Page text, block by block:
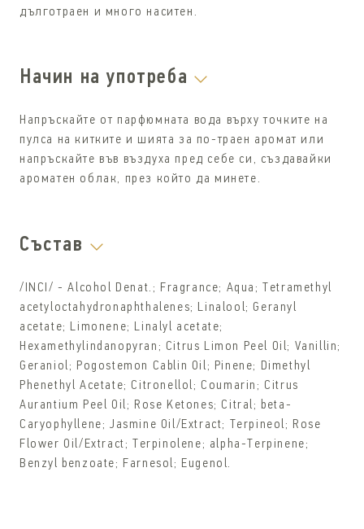
дълготраен и много наситен.
Начин на употреба
Напръскайте от парфюмната вода върху точките на
пулса на китките и шията за по-траен аромат или
напръскайте във въздуха пред себе си, създавайки
ароматен облак, през който да минете.
Състав
/INCI/ - Alcohol Denat.; Fragrance; Aqua; Tetramethyl
acetyloctahydronaphthalenes; Linalool; Geranyl
acetate; Limonene; Linalyl acetate;
Hexamethylindanopyran; Citrus Limon Peel Oil; Vanillin;
Geraniol; Pogostemon Cablin Oil; Pinene; Dimethyl
Phenethyl Acetate; Citronellol; Coumarin; Citrus
Aurantium Peel Oil; Rose Ketones; Citral; beta-
Caryophyllene; Jasmine Oil/Extract; Terpineol; Rose
Flower Oil/Extract; Terpinolene; alpha-Terpinene;
Benzyl benzoate; Farnesol; Eugenol.